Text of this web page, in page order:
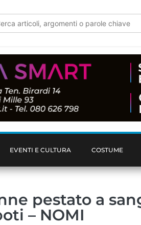
EVENTI E CULTURA COSTUME
pestato a
– NOMI